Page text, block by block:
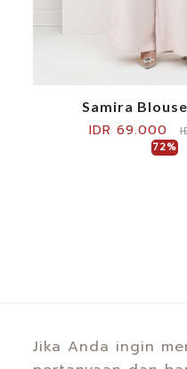
Samira
IDR 69.000
72%
Jika Anda ingin